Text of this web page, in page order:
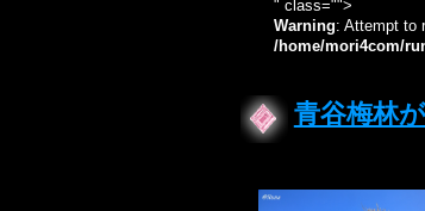
" class="">
Warning: Attempt to
/home/mori4com/
青谷梅林